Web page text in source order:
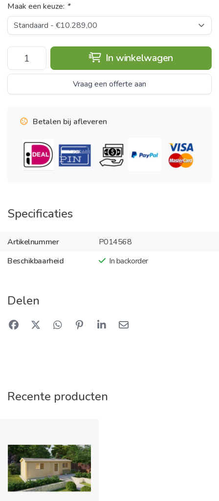
Maak een keuze: *
In winkelwagen
Vraag een offerte aan
Betalen bij afleveren
Specificaties
Artikelnummer
P014568
Beschikbaarheid
In backorder
Delen
Recente producten